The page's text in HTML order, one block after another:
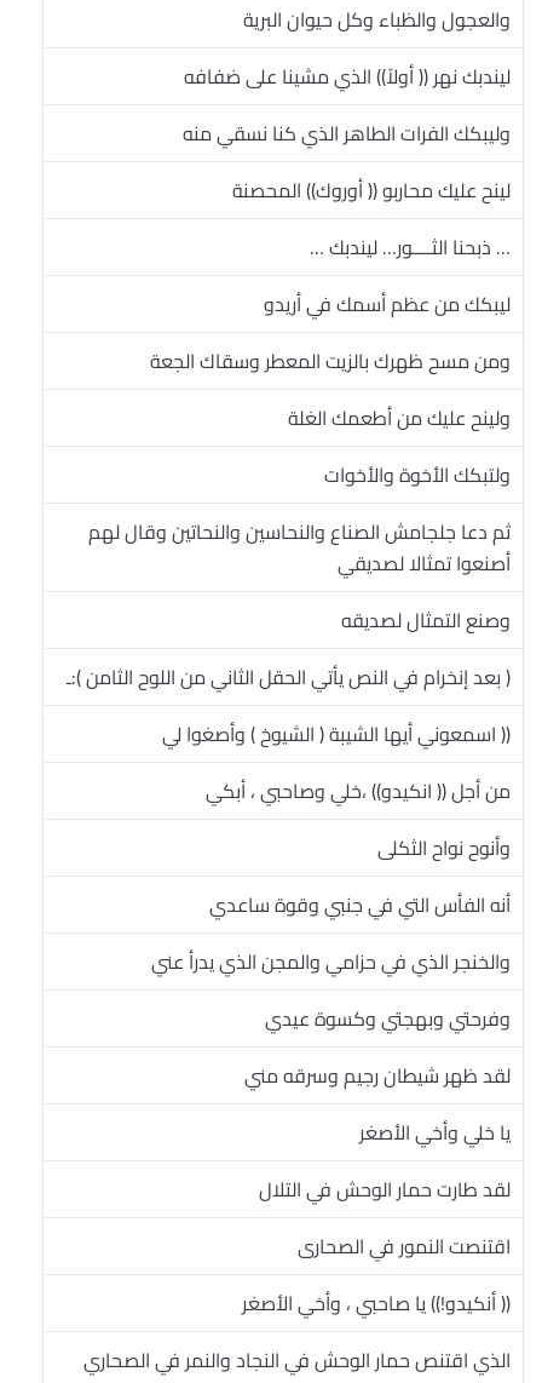
والعجول والظباء وكل حيوان البرية
ليندبك نهر (( أولاً)) الذي مشينا على ضفافه
وليبكك الفرات الطاهر الذي كنا نسقي منه
لينح عليك محاربو (( أوروك)) المحصنة
… ذبحنا الثــــور… ليندبك …
ليبكك من عظم أسمك في أريدو
ومن مسح ظهرك بالزيت المعطر وسقاك الجعة
ولينح عليك من أطعمك الغلة
ولتبكك الأخوة والأخوات
ثم دعا جلجامش الصناع والنحاسين والنحاتين وقال لهم
أصنعوا تمثالا لصديقي
وصنع التمثال لصديقه
( بعد إنخرام في النص يأتي الحقل الثاني من اللوح الثامن ):ـ
(( اسمعوني أيها الشيبة ( الشيوخ ) وأصغوا لي
من أجل (( انكيدو)) ،خلي وصاحبي ، أبكي
وأنوح نواح الثكلى
أنه الفأس التي في جنبي وقوة ساعدي
والخنجر الذي في حزامي والمجن الذي يدرأ عني
وفرحتي وبهجتي وكسوة عيدي
لقد ظهر شيطان رجيم وسرقه مني
يا خلي وأخي الأصغر
لقد طارت حمار الوحش في التلال
اقتنصت النمور في الصحارى
(( أنكيدو!)) يا صاحبي ، وأخي الأصغر
الذي اقتنص حمار الوحش في النجاد والنمر في الصحاري